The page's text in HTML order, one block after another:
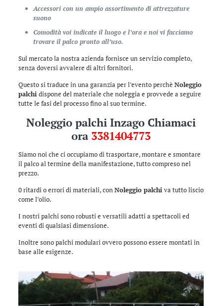
Accessori con un ampio assortimento di attrezzature
suono
Comodità voi indicate il luogo e l’ora e noi vi facciamo
trovare il palco pronto all’uso.
Sul mercato la nostra azienda fornisce un servizio completo,
senza doversi avvalere di altri fornitori.
Questo si traduce in una garanzia per l’evento perchè Noleggio
palchi dispone del materiale che noleggia e provvede a seguire
tutte le fasi del processo fino al suo termine.
Noleggio palchi Inzago Chiamaci
ora 3381404773
Siamo noi che ci occupiamo di trasportare, montare e smontare
il palco al termine della manifestazione, tutto compreso nel
prezzo.
0 ritardi o errori di materiali, conNoleggio palchi va tutto liscio
come l’olio.
I nostri palchi sono robusti e versatili adatti a spettacoli ed
eventi di qualsiasi dimensione.
Inoltre sono palchi modulari ovvero possono essere montati in
base alle esigenze.